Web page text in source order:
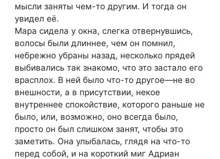
мысли заняты чем-то другим. И тогда он
увидел её.
Мара сидела у окна, слегка отвернувшись,
волосы были длиннее, чем он помнил,
небрежно убраны назад, несколько прядей
выбивались так знакомо, что это застало его
врасплох. В ней было что-то другое—не во
внешности, а в присутствии, некое
внутреннее спокойствие, которого раньше не
было, или, возможно, оно всегда было,
просто он был слишком занят, чтобы это
заметить. Она улыбалась, глядя на что-то
перед собой, и на короткий миг Адриан